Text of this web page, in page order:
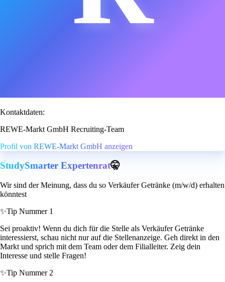
Kontaktdaten:
REWE-Markt GmbH Recruiting-Team
Profil von REWE-Markt GmbH anzeigen
StudySmarter Expertenrat🤫
Wir sind der Meinung, dass du so Verkäufer Getränke (m/w/d) erhalten
könntest
✨Tip Nummer 1
Sei proaktiv! Wenn du dich für die Stelle als Verkäufer Getränke
interessierst, schau nicht nur auf die Stellenanzeige. Geh direkt in den
Markt und sprich mit dem Team oder dem Filialleiter. Zeig dein
Interesse und stelle Fragen!
✨Tip Nummer 2